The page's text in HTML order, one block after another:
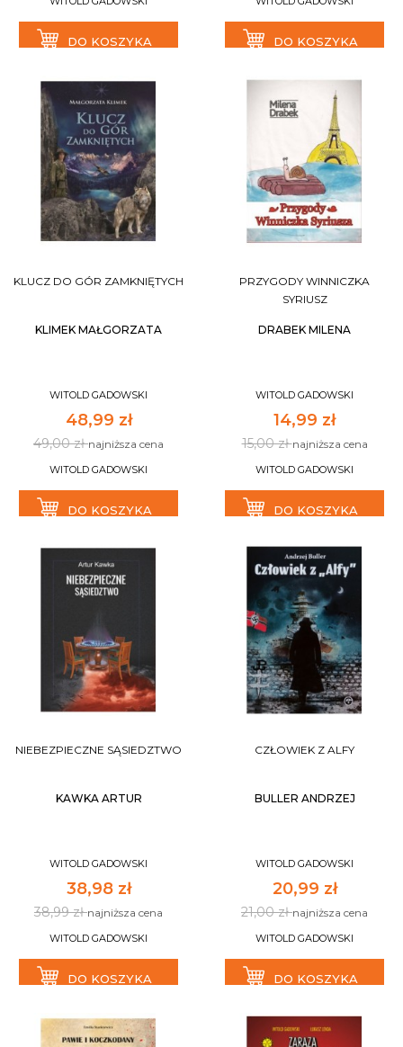
DO KOSZYKA DO KOSZYKA
KLUCZ DO GÓR ZAMKNIĘTYCH
KLIMEK MAŁGORZATA
WITOLD GADOWSKI
48,99 zł
49,00 złnajniższa cena
WITOLD GADOWSKI
DO KOSZYKA
PRZYGODY WINNICZKA
SYRIUSZ
DRABEK MILENA
WITOLD GADOWSKI
14,99 zł
15,00 złnajniższa cena
WITOLD GADOWSKI
DO KOSZYKA
NIEBEZPIECZNE SĄSIEDZTWO
KAWKA ARTUR
WITOLD GADOWSKI
38,98 zł
38,99 złnajniższa cena
WITOLD GADOWSKI
DO KOSZYKA
CZŁOWIEK Z ALFY
BULLER ANDRZEJ
WITOLD GADOWSKI
20,99 zł
21,00 złnajniższa cena
WITOLD GADOWSKI
DO KOSZYKA